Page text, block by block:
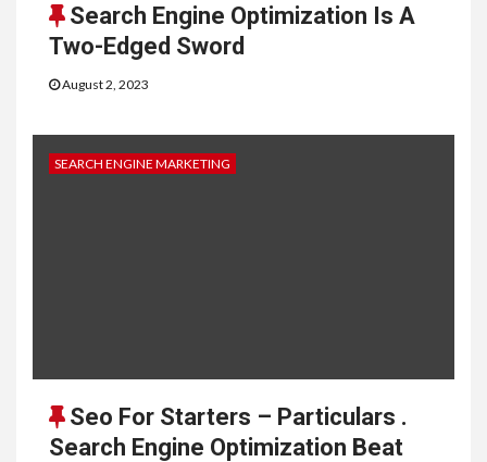
Search Engine Optimization Is A
Two-Edged Sword
August 2, 2023
SEARCH ENGINE MARKETING
Seo For Starters – Particulars .
Search Engine Optimization Beat